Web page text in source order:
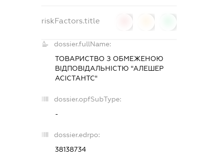
riskFactors.title
dossier.fullName:
ТОВАРИСТВО З ОБМЕЖЕНОЮ
ВІДПОВІДАЛЬНІСТЮ "АЛЕШЕР
АСІСТАНТС"
dossier.opfSubType:
-
dossier.edrpo:
38138734